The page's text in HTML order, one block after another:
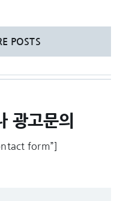
POSTS
광고문의
form”]